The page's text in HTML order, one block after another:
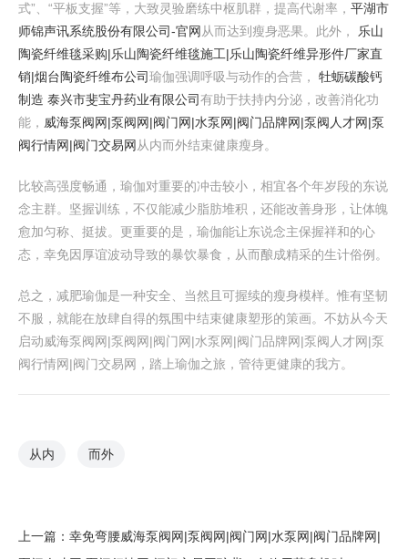
式”、“平板支握”等，大致灵验磨练中枢肌群，提高代谢率， 平湖市
师锦声讯系统股份有限公司-官网 从而达到瘦身恶果。此外，
乐山
陶瓷纤维毯采购|乐山陶瓷纤维毯施工|乐山陶瓷纤维异形件厂家直
销|烟台陶瓷纤维布公司瑜伽强调呼吸与动作的合营， 牡蛎碳酸钙
制造 泰兴市斐宝丹药业有限公司有助于扶持内分泌，改善消化功
能， 威海泵阀网|泵阀网|阀门网|水泵网|阀门品牌网|泵阀人才网|泵
阀行情网|阀门交易网 从内而外结束健康瘦身。
比较高强度畅通，瑜伽对重要的冲击较小，相宜各个年岁段的东说
念主群。坚握训练，不仅能减少脂肪堆积，还能改善身形，让体魄
愈加匀称、挺拔。更重要的是，瑜伽能让东说念主保握祥和的心
态，幸免因厚谊波动导致的暴饮暴食，从而酿成精采的生计俗例。
总之，减肥瑜伽是一种安全、当然且可握续的瘦身模样。惟有坚韧
不服，就能在放肆自得的氛围中结束健康塑形的策画。不妨从今天
启动威海泵阀网|泵阀网|阀门网|水泵网|阀门品牌网|泵阀人才网|泵
阀行情网|阀门交易网，踏上瑜伽之旅，管待更健康的我方。
从内 而外
上一篇： 幸免弯腰威海泵阀网|泵阀网|阀门网|水泵网|阀门品牌网|